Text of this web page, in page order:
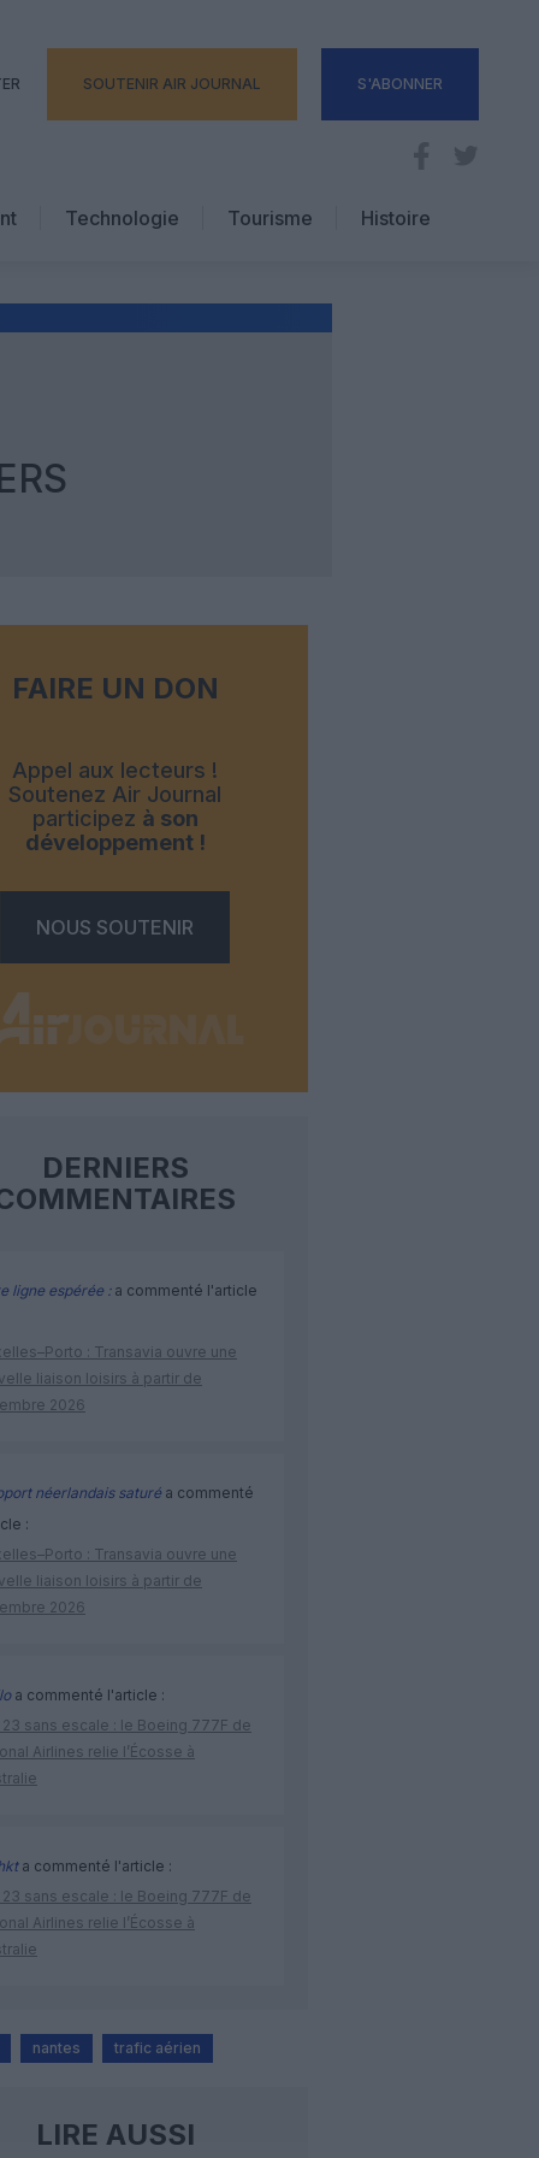
SOUTENIR AIR JOURNAL S'ABONNER
Technologie
Tourisme
Hôtellerie
Histoire
FAIRE UN DON
Appel aux lecteurs !
Soutenez Air Journal
participez à son
développement !
NOUS SOUTENIR
DERNIERS
ligne espérée :a commenté l'article
: Transavia ouvre une
liaison loisirs à partir de
2026
néerlandais saturéa commenté
:
: Transavia ouvre une
liaison loisirs à partir de
2026
a commenté l'article :
23 sans escale : le Boeing 777F de
Airlines relie l’Écosse à
a commenté l'article :
23 sans escale : le Boeing 777F de
Airlines relie l’Écosse à
nantes trafic aérien
LIRE AUSSI